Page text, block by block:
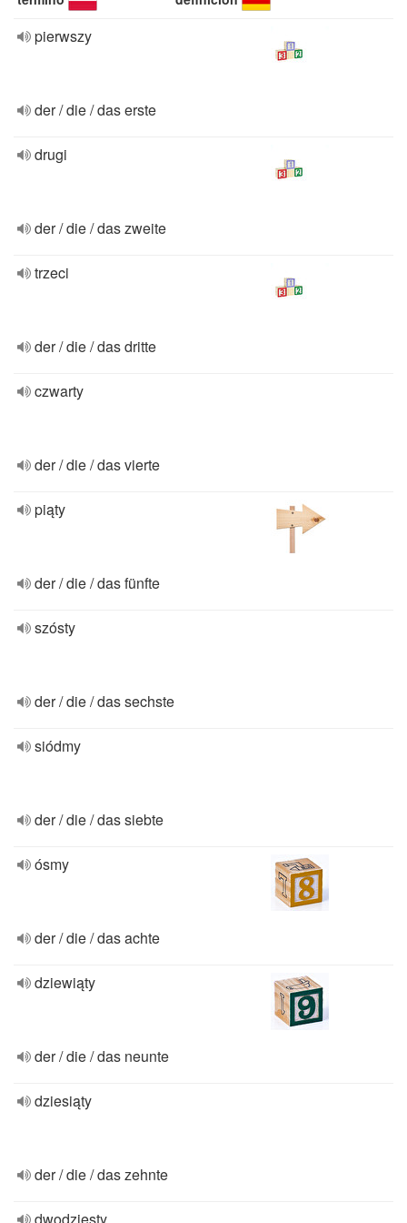
pierwszy
der / die / das erste
drugi
der / die / das zweite
trzeci
der / die / das dritte
czwarty
der / die / das vierte
piąty
der / die / das fünfte
szósty
der / die / das sechste
siódmy
der / die / das siebte
ósmy
der / die / das achte
dziewiąty
der / die / das neunte
dziesiąty
der / die / das zehnte